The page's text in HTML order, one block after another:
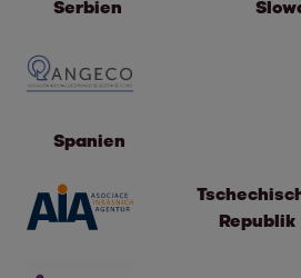
Serbien
Spanien
Republik